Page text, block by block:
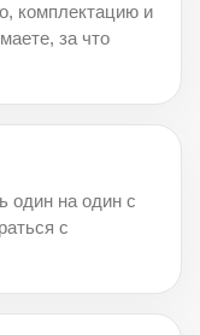
комплектацию и
за что
один на один с
с